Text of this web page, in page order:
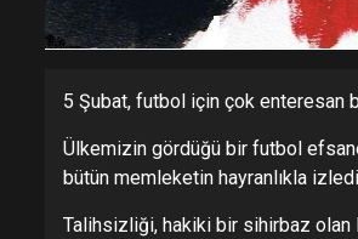
5 Şubat, futbol için çok enteresan
Ülkemizin gördüğü bir futbol
bütün memleketin hayranlıkla
Talihsizliği, hakiki bir sihirbaz olan